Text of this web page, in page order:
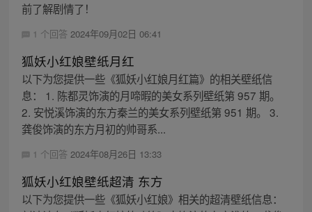
前了解剧情了！
1 个回答 2024年09月02日 06:41
狐妖小红娘壁纸月红
以下为您提供一些《狐妖小红娘月红篇》的相关壁纸信
息： 1. 陈都灵饰演的月啼暇的美女系列壁纸第 957 期。
2. 安悦溪饰演的东方秦兰的美女系列壁纸第 951 期。 3.
龚俊饰演的东方月初的帅哥系...
1 个回答 2024年08月26日 13:33
狐妖小红娘壁纸超清 东方
以下为您提供一些《狐妖小红娘》相关的超清壁纸信息：